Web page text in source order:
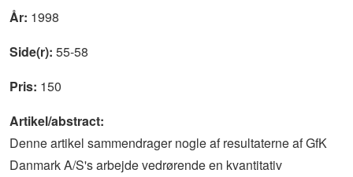
År: 1998
Side(r): 55-58
Pris: 150
Artikel/abstract:
Denne artikel sammendrager nogle af resultaterne af GfK
Danmark A/S's arbejde vedrørende en kvantitativ